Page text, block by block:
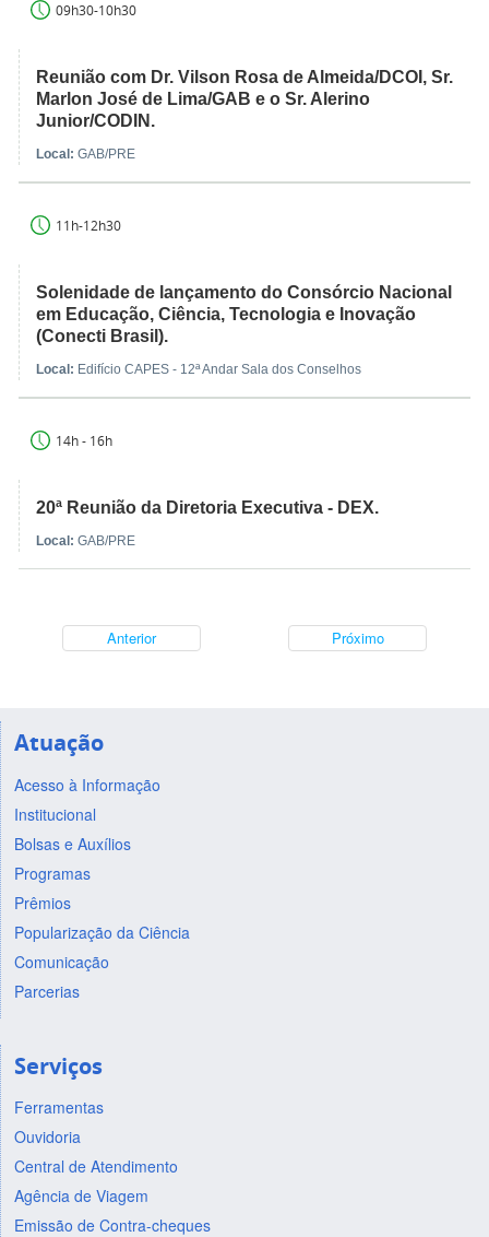
09h30-10h30
Reunião com Dr. Vilson Rosa de Almeida/DCOI, Sr.
Marlon José de Lima/GAB e o Sr. Alerino
Junior/CODIN.
Local: GAB/PRE
11h-12h30
Solenidade de lançamento do Consórcio Nacional
em Educação, Ciência, Tecnologia e Inovação
(Conecti Brasil).
Local: Edifício CAPES - 12ª Andar Sala dos Conselhos
14h - 16h
20ª Reunião da Diretoria Executiva - DEX.
Local: GAB/PRE
Anterior Próximo
Atuação
Acesso à Informação
Institucional
Bolsas e Auxílios
Programas
Prêmios
Popularização da Ciência
Comunicação
Parcerias
Serviços
Ferramentas
Ouvidoria
Central de Atendimento
Agência de Viagem
Emissão de Contra-cheques